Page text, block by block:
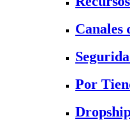
Canales
Por